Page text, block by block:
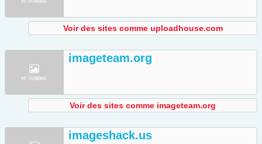
Voir des sites comme uploadhouse.com
imageteam.org
Voir des sites comme imageteam.org
imageshack.us